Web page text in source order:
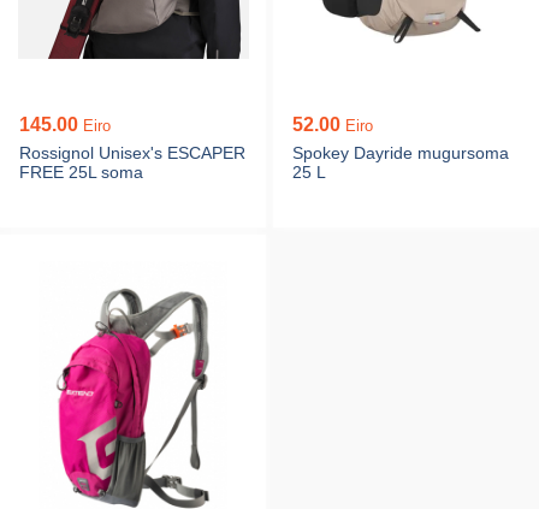
145.00 Eiro
Rossignol Unisex's ESCAPER
FREE 25L soma
52.00 Eiro
Spokey Dayride mugursoma
25 L